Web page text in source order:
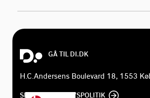
GÅ TIL DI.DK
H.C.Andersens Boulevard 18, 1553
SE DI'S PRIVATLIVSPOLITIK